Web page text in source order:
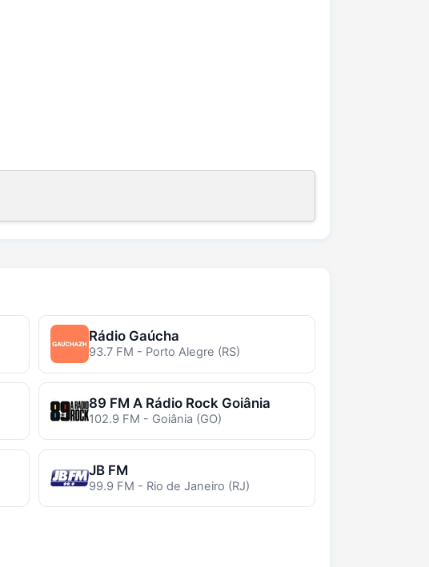
Rádio Gaúcha
93.7 FM - Porto Alegre (RS)
89 FM A Rádio Rock Goiânia
102.9 FM - Goiânia (GO)
JB FM
99.9 FM - Rio de Janeiro (RJ)